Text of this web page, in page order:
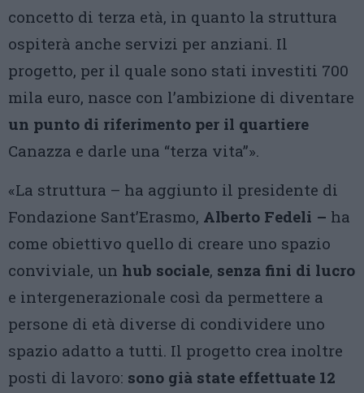
concetto di terza età, in quanto la struttura
ospiterà anche servizi per anziani. Il
progetto, per il quale sono stati investiti 700
mila euro, nasce con l’ambizione di diventare
un punto di riferimento per il quartiere
Canazza e darle una “terza vita”».
«La struttura – ha aggiunto il presidente di
Fondazione Sant’Erasmo, Alberto Fedeli – ha
come obiettivo quello di creare uno spazio
conviviale, un hub sociale, senza fini di lucro
e intergenerazionale così da permettere a
persone di età diverse di condividere uno
spazio adatto a tutti. Il progetto crea inoltre
posti di lavoro: sono già state effettuate 12